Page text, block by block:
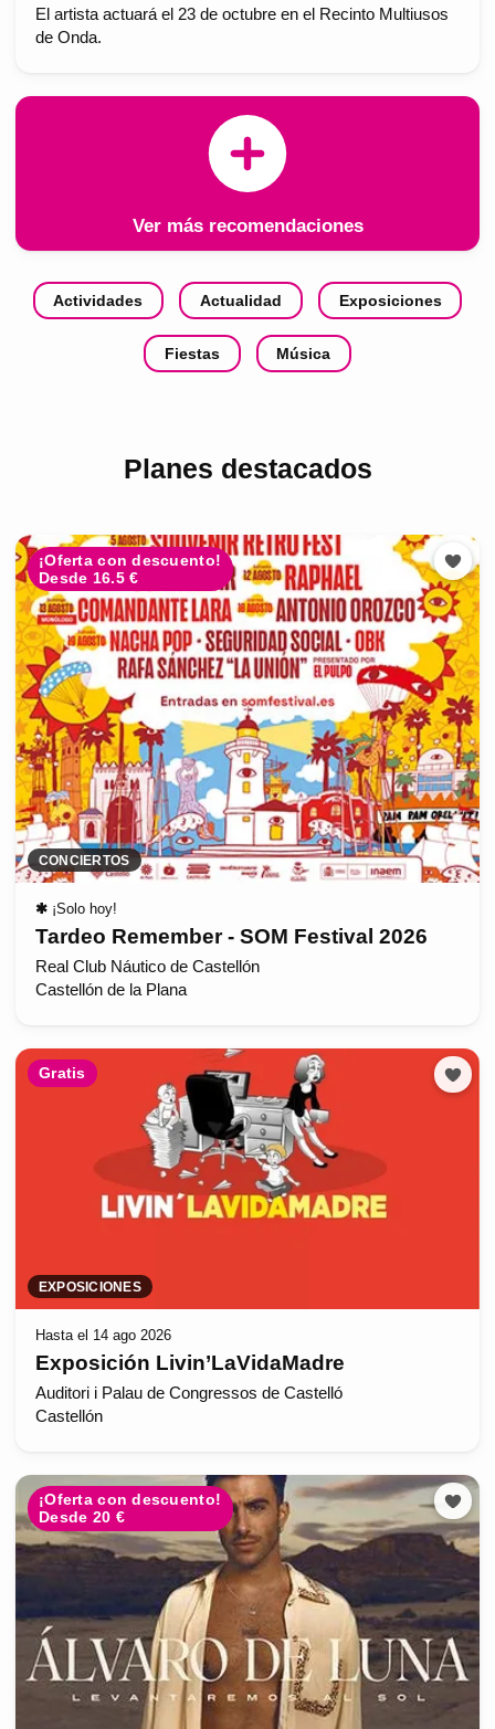
El artista actuará el 23 de octubre en el Recinto Multiusos
de Onda.
Ver más recomendaciones
Actividades Actualidad Exposiciones
Fiestas Música
Planes destacados
¡Oferta con descuento!
Desde 16.5 €
CONCIERTOS
✱ ¡Solo hoy!
Tardeo Remember - SOM Festival 2026
Real Club Náutico de Castellón
Castellón de la Plana
Gratis
EXPOSICIONES
Hasta el 14 ago 2026
Exposición Livin’LaVidaMadre
Auditori i Palau de Congressos de Castelló
Castellón
¡Oferta con descuento!
Desde 20 €